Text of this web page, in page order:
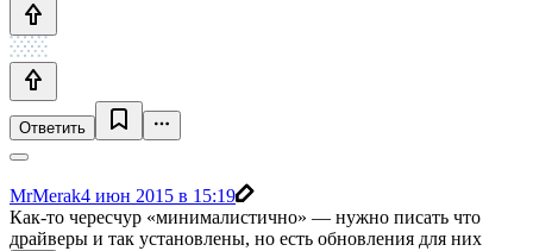
Ответить
MrMerak4 июн 2015 в 15:19
Как-то чересчур «минималистично» — нужно писать что
драйверы и так установлены, но есть обновления для них